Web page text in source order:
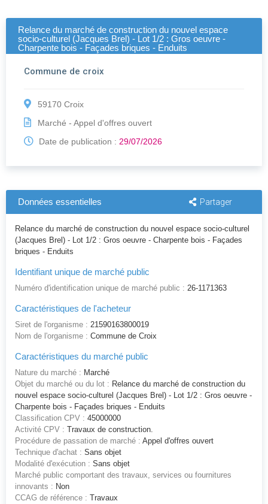
Relance du marché de construction du nouvel espace
socio-culturel (Jacques Brel) - Lot 1/2 : Gros oeuvre -
Charpente bois - Façades briques - Enduits
Commune de croix
59170 Croix
Marché - Appel d'offres ouvert
Date de publication : 29/07/2026
Données essentielles Partager
Relance du marché de construction du nouvel espace socio-culturel
(Jacques Brel) - Lot 1/2 : Gros oeuvre - Charpente bois - Façades
briques - Enduits
Identifiant unique de marché public
Numéro d'identification unique de marché public : 26-1171363
Caractéristiques de l'acheteur
Siret de l'organisme : 21590163800019
Nom de l'organisme : Commune de Croix
Caractéristiques du marché public
Nature du marché : Marché
Objet du marché ou du lot : Relance du marché de construction du
nouvel espace socio-culturel (Jacques Brel) - Lot 1/2 : Gros oeuvre -
Charpente bois - Façades briques - Enduits
Classification CPV : 45000000
Activité CPV : Travaux de construction.
Procédure de passation de marché : Appel d'offres ouvert
Technique d'achat : Sans objet
Modalité d'exécution : Sans objet
Marché public comportant des travaux, services ou fournitures
innovants : Non
CCAG de référence : Travaux